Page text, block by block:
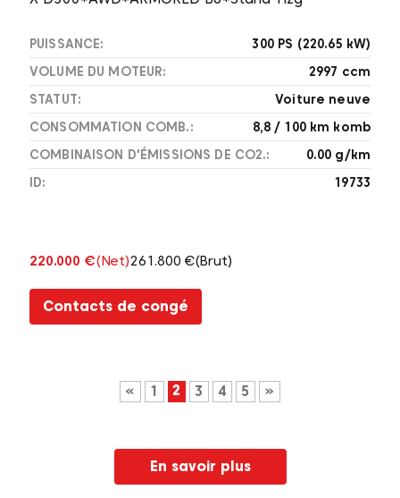
PUISSANCE:
300 PS (220.65 kW)
VOLUME DU MOTEUR:
2997 ccm
STATUT:
Voiture neuve
CONSOMMATION COMB.:
8,8 / 100 km komb
COMBINAISON D'ÉMISSIONS DE CO2.:
0.00 g/km
ID:
19733
220.000 €(Net)261.800 €(Brut)
Contacts de congé
« 1 2 3 4 5 »
En savoir plus